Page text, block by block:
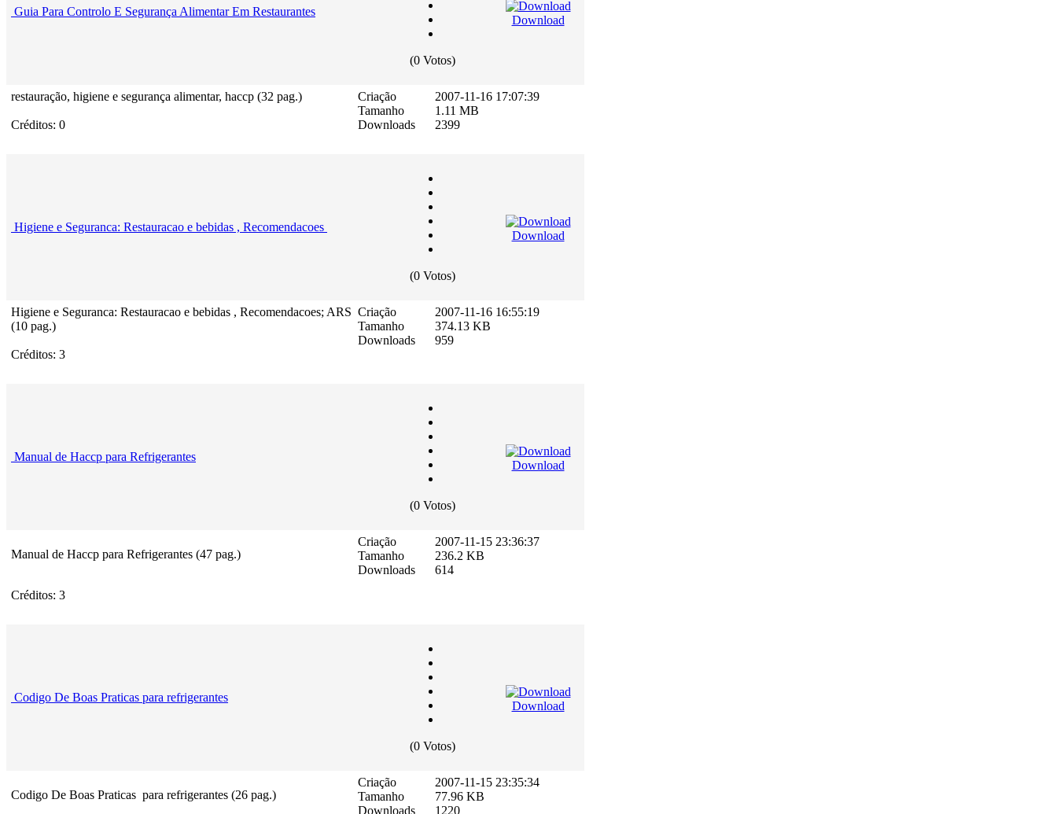
Guia Para Controlo E Segurança Alimentar Em Restaurantes
(0 Votos)
Download
restauração, higiene e segurança alimentar, haccp (32 pag.)
Créditos: 0
Criação
Tamanho
Downloads
2007-11-16 17:07:39
1.11 MB
2399
Higiene e Seguranca: Restauracao e bebidas , Recomendacoes
(0 Votos)
Download
Higiene e Seguranca: Restauracao e bebidas , Recomendacoes; ARS
(10 pag.)
Créditos: 3
Criação
Tamanho
Downloads
2007-11-16 16:55:19
374.13 KB
959
Manual de Haccp para Refrigerantes
(0 Votos)
Download
Manual de Haccp para Refrigerantes (47 pag.)
Créditos: 3
Criação
Tamanho
Downloads
2007-11-15 23:36:37
236.2 KB
614
Codigo De Boas Praticas para refrigerantes
(0 Votos)
Download
Codigo De Boas Praticas para refrigerantes (26 pag.)
Criação
Tamanho
Downloads
2007-11-15 23:35:34
77.96 KB
1220